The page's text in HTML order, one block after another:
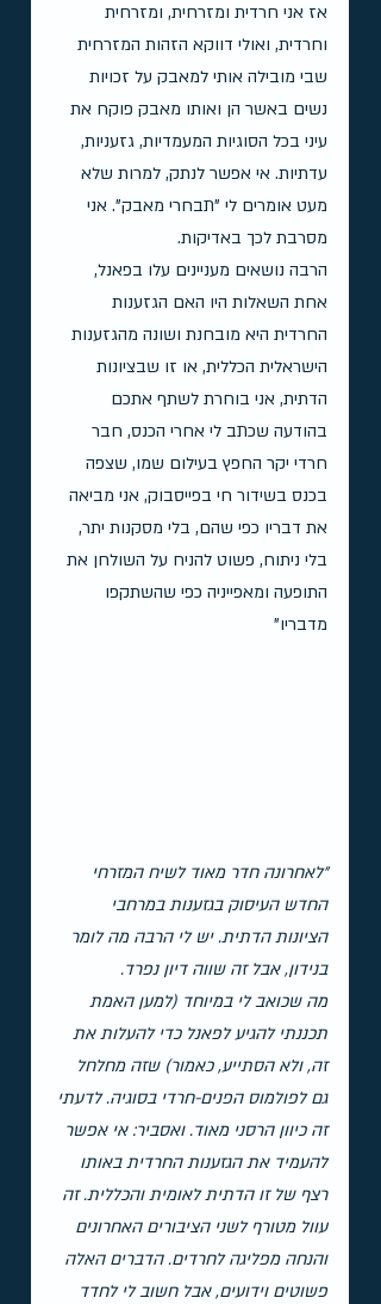
אז אני חרדית ומזרחית, ומזרחית
וחרדית, ואולי דווקא הזהות המזרחית
שבי מובילה אותי למאבק על זכויות
נשים באשר הן ואותו מאבק פוקח את
עיני בכל הסוגיות המעמדיות, גזעניות,
עדתיות. אי אפשר לנתק, למרות שלא
מעט אומרים לי "תבחרי מאבק". אני
מסרבת לכך באדיקות.
הרבה נושאים מעניינים עלו בפאנל,
אחת השאלות היו האם הגזענות
החרדית היא מובחנת ושונה מהגזענות
הישראלית הכללית, או זו שבציונות
הדתית, אני בוחרת לשתף אתכם
בהודעה שכתב לי אחרי הכנס, חבר
חרדי יקר החפץ בעילום שמו, שצפה
בכנס בשידור חי בפייסבוק, אני מביאה
את דבריו כפי שהם, בלי מסקנות יתר,
בלי ניתוח, פשוט להניח על השולחן את
התופעה ומאפייניה כפי שהשתקפו
מדבריו"
"לאחרונה חדר מאוד לשיח המזרחי
החדש העיסוק בגזענות במרחבי
הציונות הדתית. יש לי הרבה מה לומר
בנידון, אבל זה שווה דיון נפרד.
מה שכואב לי במיוחד (למען האמת
תכננתי להגיע לפאנל כדי להעלות את
זה, ולא הסתייע, כאמור) שזה מחלחל
גם לפולמוס הפנים-חרדי בסוגיה. לדעתי
זה כיוון הרסני מאוד. ואסביר: אי אפשר
להעמיד את הגזענות החרדית באותו
רצף של זו הדתית לאומית והכללית. זה
עוול מטורף לשני הציבורים האחרונים
והנחה מפליגה לחרדים. הדברים האלה
פשוטים וידועים, אבל חשוב לי לחדד